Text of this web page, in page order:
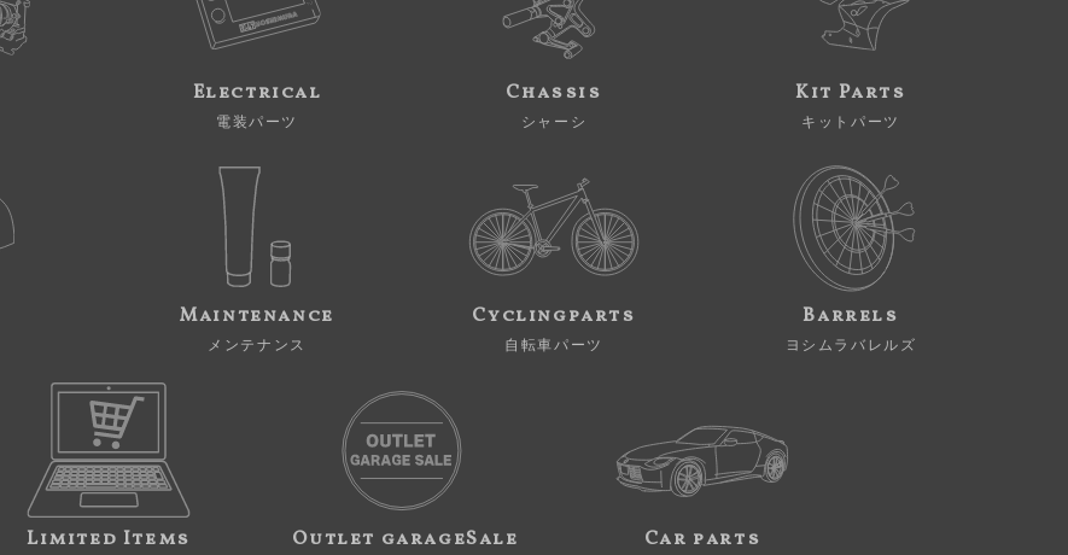
Electrical
電装パーツ
Chassis
シャーシ
Kit Parts
キットパーツ
Maintenance
メンテナンス
Cyclingparts
自転車パーツ
Barrels
ヨシムラバレルズ
Limited Items Outlet garageSale Car parts